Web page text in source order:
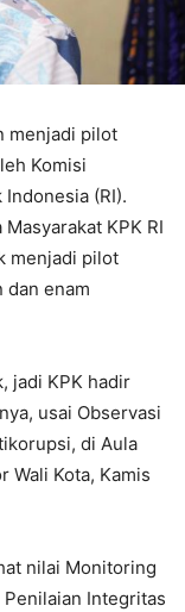
menjadi pilot
Komisi
(RI).
KPK RI
menjadi pilot
dan enam
jadi KPK hadir
usai Observasi
di Aula
Wali Kota, Kamis
nilai Monitoring
Integritas